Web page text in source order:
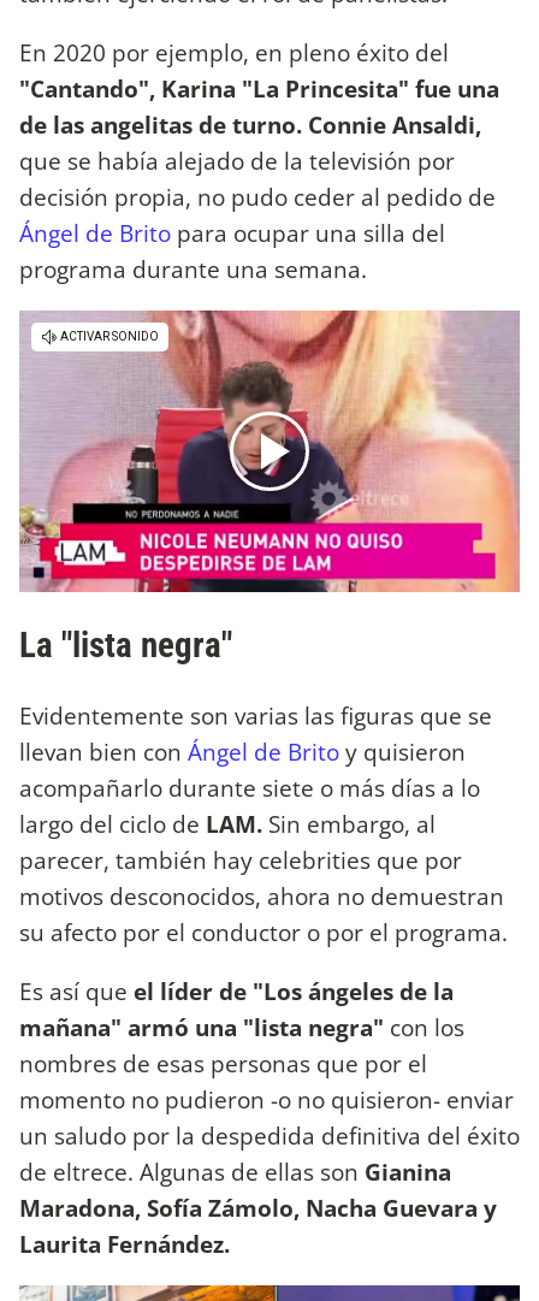
En 2020 por ejemplo, en pleno éxito del
"Cantando", Karina "La Princesita" fue una
de las angelitas de turno. Connie Ansaldi,
que se había alejado de la televisión por
decisión propia, no pudo ceder al pedido de
Ángel de Brito para ocupar una silla del
programa durante una semana.
La "lista negra"
Evidentemente son varias las figuras que se
llevan bien con Ángel de Britoy quisieron
acompañarlo durante siete o más días a lo
largo del ciclo de LAM. Sin embargo, al
parecer, también hay celebrities que por
motivos desconocidos, ahora no demuestran
su afecto por el conductor o por el programa.
Es así que el líder de "Los ángeles de la
mañana" armó una "lista negra" con los
nombres de esas personas que por el
momento no pudieron -o no quisieron- enviar
un saludo por la despedida definitiva del éxito
de eltrece. Algunas de ellas son Gianina
Maradona, Sofía Zámolo, Nacha Guevara y
Laurita Fernández.